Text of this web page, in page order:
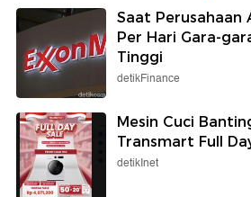
Saat Perusahaan
Per Hari Gara-
Tinggi
detikFinance
Mesin Cuci
Transmart Full
detikInet